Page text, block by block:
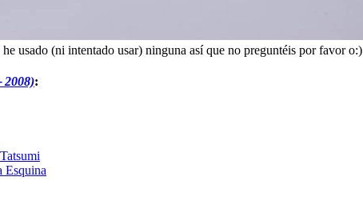
usado (ni intentado usar) ninguna así que no preguntéis por favor o:)
2008):
Esquina